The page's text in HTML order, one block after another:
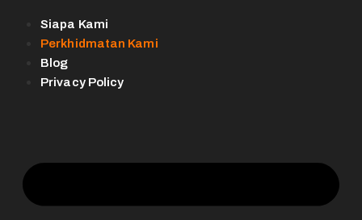
Siapa Kami
Perkhidmatan Kami
Blog
Privacy Policy